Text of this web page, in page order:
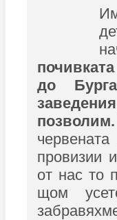
до
провизии
от нас то
щом